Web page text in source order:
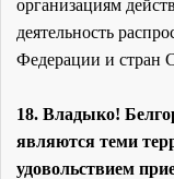
организациям
деятельность
Федерации и стран
18. Владыко!
являются теми
удовольствием